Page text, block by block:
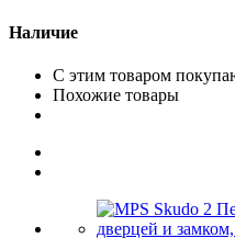
Наличие
С этим товаром
Похожие товары